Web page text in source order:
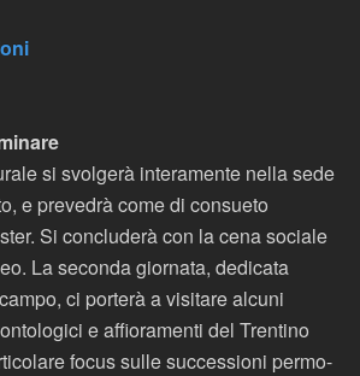
si svolgerà interamente nella sede
e prevedrà come di consueto
Si concluderà con la cena sociale
La seconda giornata, dedicata
ci porterà a visitare alcuni
e affioramenti del Trentino
focus sulle successioni permo-